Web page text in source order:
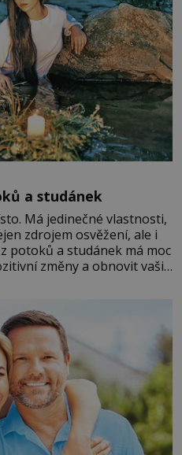
a studánek
Má jedinečné vlastnosti,
zdrojem osvěžení, ale i
potoků a studánek má moc
změny a obnovit vaši
přinést do svého života